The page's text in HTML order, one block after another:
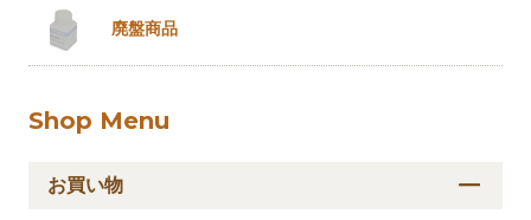
廃盤商品
Shop Menu
お買い物